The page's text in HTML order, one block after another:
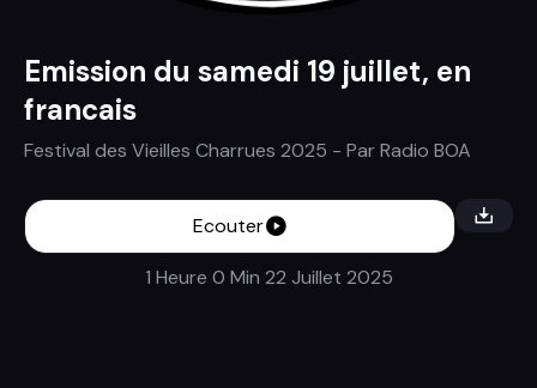
Emission du samedi 19 juillet, en
francais
Festival des Vieilles Charrues 2025 - ParRadio BOA
Ecouter
1 Heure 0 Min 22 Juillet 2025